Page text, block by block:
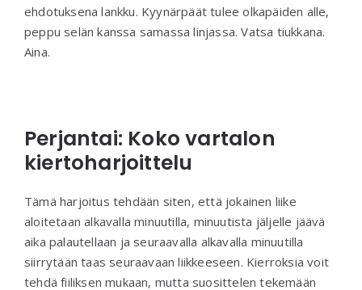
ehdotuksena lankku. Kyynärpäät tulee olkapäiden alle,
peppu selän kanssa samassa linjassa. Vatsa tiukkana.
Aina.
Perjantai: Koko vartalon
kiertoharjoittelu
Tämä harjoitus tehdään siten, että jokainen liike
aloitetaan alkavalla minuutilla, minuutista jäljelle jäävä
aika palautellaan ja seuraavalla alkavalla minuutilla
siirrytään taas seuraavaan liikkeeseen. Kierroksia voit
tehdä fiiliksen mukaan, mutta suosittelen tekemään